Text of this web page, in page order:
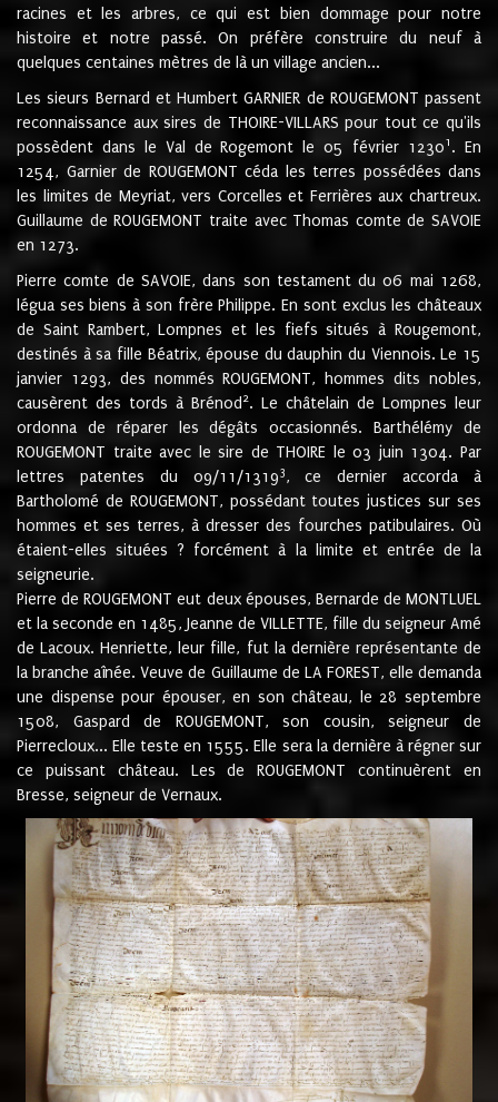
racines et les arbres, ce qui est bien dommage pour notre
histoire et notre passé. On préfère construire du neuf à
quelques centaines mètres de là un village ancien...
Les sieurs Bernard et Humbert GARNIER de ROUGEMONT passent
reconnaissance aux sires de THOIRE-VILLARS pour tout ce qu'ils
possèdent dans le Val de Rogemont le 05 février 12301 . En
1254, Garnier de ROUGEMONT céda les terres possédées dans
les limites de Meyriat, vers Corcelles et Ferrières aux chartreux.
Guillaume de ROUGEMONT traite avec Thomas comte de SAVOIE
en 1273.
Pierre comte de SAVOIE, dans son testament du 06 mai 1268,
légua ses biens à son frère Philippe. En sont exclus les châteaux
de Saint Rambert, Lompnes et les fiefs situés à Rougemont,
destinés à sa fille Béatrix, épouse du dauphin du Viennois. Le 15
janvier 1293, des nommés ROUGEMONT, hommes dits nobles,
causèrent des tords à Brénod 2. Le châtelain de Lompnes leur
ordonna de réparer les dégâts occasionnés. Barthélémy de
ROUGEMONT traite avec le sire de THOIRE le 03 juin 1304. Par
lettres patentes du 09/11/13193, ce dernier accorda à
Bartholomé de ROUGEMONT, possédant toutes justices sur ses
hommes et ses terres, à dresser des fourches patibulaires. Où
étaient-elles situées ? forcément à la limite et entrée de la
seigneurie.
Pierre de ROUGEMONT eut deux épouses, Bernarde de MONTLUEL
et la seconde en 1485, Jeanne de VILLETTE, fille du seigneur Amé
de Lacoux. Henriette, leur fille, fut la dernière représentante de
la branche aînée. Veuve de Guillaume de LA FOREST, elle demanda
une dispense pour épouser, en son château, le 28 septembre
1508, Gaspard de ROUGEMONT, son cousin, seigneur de
Pierrecloux... Elle teste en 1555. Elle sera la dernière à régner sur
ce puissant château. Les de ROUGEMONT continuèrent en
Bresse, seigneur de Vernaux.